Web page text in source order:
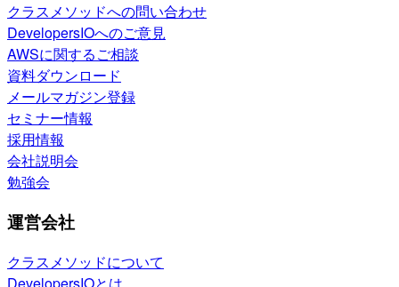
クラスメソッドへの問い合わせ
DevelopersIOへのご意見
AWSに関するご相談
資料ダウンロード
メールマガジン登録
セミナー情報
採用情報
会社説明会
勉強会
運営会社
クラスメソッドについて
DevelopersIOとは